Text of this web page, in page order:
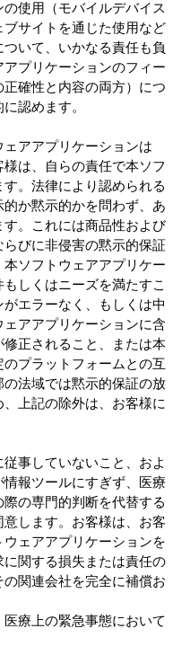
使用（モバイルデバイス
ブサイトを通じた使用など
いて、いかなる責任も負
プリケーションのフィー
確性と内容の両方）につ
認めます。
ェアアプリケーションは
様は、自らの責任で本ソフ
。法律により認められる
か黙示的かを問わず、あ
。これには商品性および
びに非侵害の黙示的保証
ソフトウェアアプリケー
しくはニーズを満たすこ
エラーなく、もしくは中
アアプリケーションに含
正されること、または本
プラットフォームとの互
法域では黙示的保証の放
上記の除外は、お客様に
事していないこと、およ
報ツールにすぎず、医療
の専門的判断を代替する
します。お客様は、お客
ェアアプリケーションを
関する損失または責任の
関連会社を完全に補償お
療上の緊急事態において